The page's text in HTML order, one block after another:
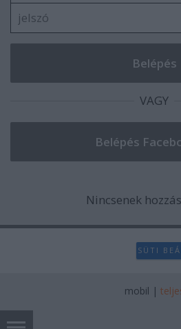
VAGY
Nincsenek
SÜTI
mobil |